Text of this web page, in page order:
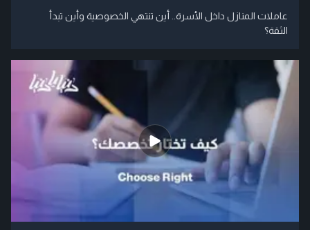
عاملات المنازل داخل الأسرة.. أين تنتهي الخصوصية وأين تبدأ
الثقة؟